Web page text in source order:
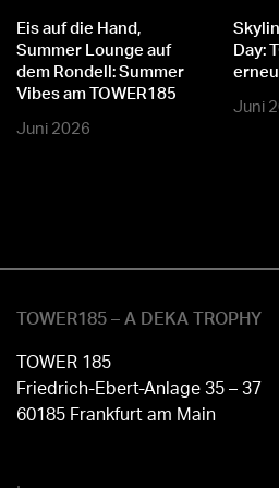
Eis auf die Hand,
Summer Lounge auf
dem Rondell: Summer
Vibes am TOWER185
Juni 2026
Day:
Juni
TOWER185 – A DEKA TROPHY
TOWER 185
Friedrich-Ebert-Anlage 35 – 37
60185 Frankfurt am Main